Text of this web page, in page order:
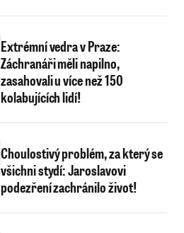
Extrémní vedra v Praze:
Záchranáři měli napilno,
zasahovali u více než 150
kolabujících lidí!
Choulostivý problém, za který se
všichni stydí: Jaroslavovi
podezření zachránilo život!